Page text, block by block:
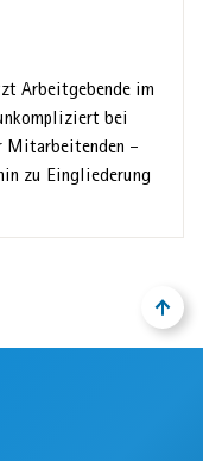
Arbeit­gebende im
bei
Mitarbeitenden –
zu Eingliederung
NACH
OBEN
ZUM